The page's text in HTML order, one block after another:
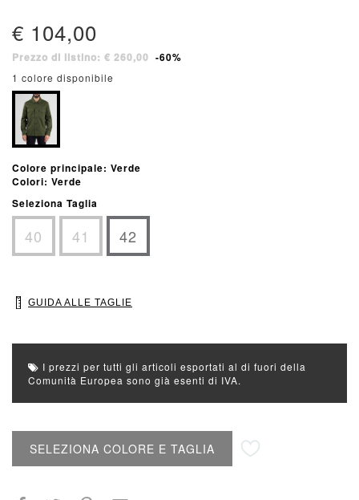
€ 104,00
Prezzo di listino: € 260,00 -60%
1 colore disponibile
Colore principale: Verde
Colori: Verde
Seleziona Taglia
40 41 42
GUIDA ALLE TAGLIE
I prezzi per tutti gli articoli esportati al di fuori della
Comunità Europea sono già esenti di IVA.
SELEZIONA COLORE E TAGLIA